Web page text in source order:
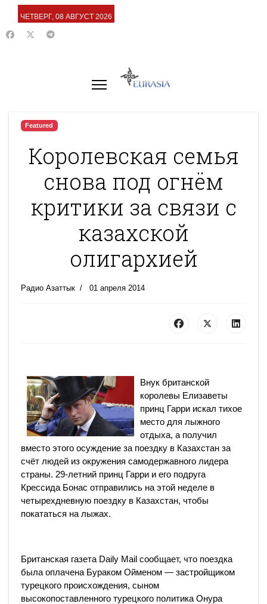
ЧЕТВЕРГ, 08 АВГУСТ 2026
Featured
Королевская семья
снова под огнём
критики за связи с
казахской
олигархией
Радио Азаттык 01 апреля 2014
Внук британской
королевы Елизаветы
принц Гарри искал тихое
место для лыжного
отдыха, а получил
вместо этого осуждение за поездку в Казахстан за
счёт людей из окружения самодержавного лидера
страны. 29-летний принц Гарри и его подруга
Крессида Бонас отправились на этой неделе в
четырехдневную поездку в Казахстан, чтобы
покататься на лыжах.
Британская газета Daily Mail сообщает, что поездка
была оплачена Бураком Ойменом — застройщиком
турецкого происхождения, сыном
высокопоставленного турецкого политика Онура